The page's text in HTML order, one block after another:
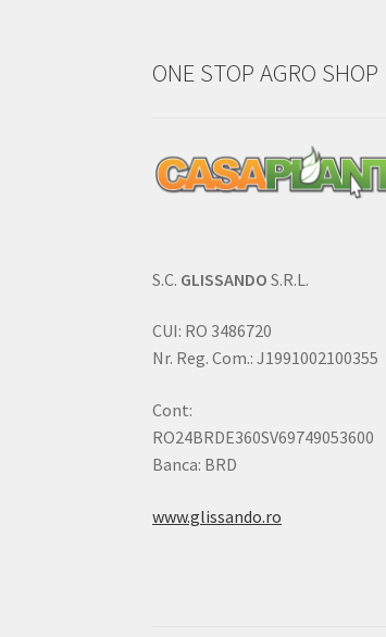
ONE STOP AGRO SHOP
S.C. GLISSANDO S.R.L.
CUI: RO 3486720
Nr. Reg. Com.: J1991002100355
Cont:
RO24BRDE360SV69749053600
Banca: BRD
www.glissando.ro